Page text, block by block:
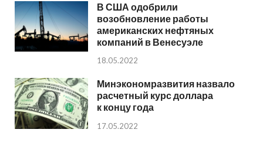
В США одобрили
возобновление работы
американских нефтяных
компаний в Венесуэле
18.05.2022
Минэкономразвития назвало
расчетный курс доллара
к концу года
17.05.2022